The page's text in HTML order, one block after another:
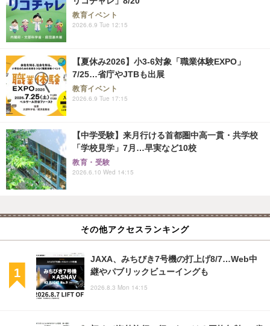
教育イベント
2026.6.9 Tue 12:15
【夏休み2026】小3-6対象「職業体験EXPO」
7/25…省庁やJTBも出展
教育イベント
2026.6.9 Tue 17:15
【中学受験】来月行ける首都圏中高一貫・共学校
「学校見学」7月…早実など10校
教育・受験
2026.6.10 Wed 14:15
その他アクセスランキング
JAXA、みちびき7号機の打上げ8/7…Web中
継やパブリックビューイングも
2026.8.3 Mon 14:15